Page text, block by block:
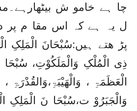
چا ہے خامو ش
ل یہ ہے کہ اس مقا م پر
پڑ ھتے ہیں:سُبْحَانَ الْمَلِکِ
ذِی الْمُلْکِ وَالْمَلَکُوْتِ،
الْعَظَمَۃِ ، وَالْھَیْبَۃِ،وَالقُدْرَۃِ ،
وَالْجَبَرُوْ ت،سُبْحَا نَ الْمَلِکِ